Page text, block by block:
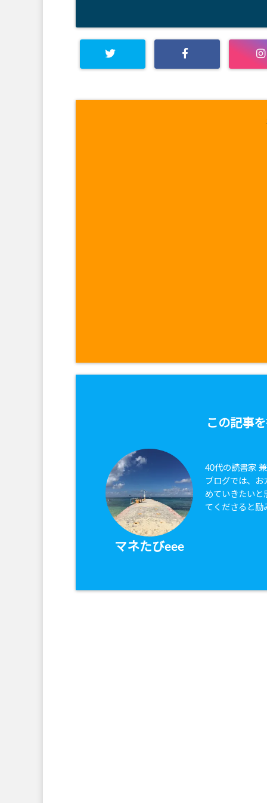
この記事
マネたびeee
40代の読書家
ブログでは、お
めていきたいと
てくださると励